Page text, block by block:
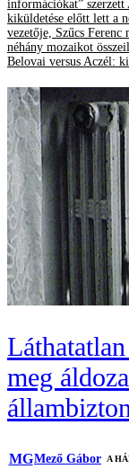
információkat”
kiküldetése előtt lett a
vezetője, Szűcs
néhány mozaikot
Belovai versus Aczél:
meg
MGMező Gábor A